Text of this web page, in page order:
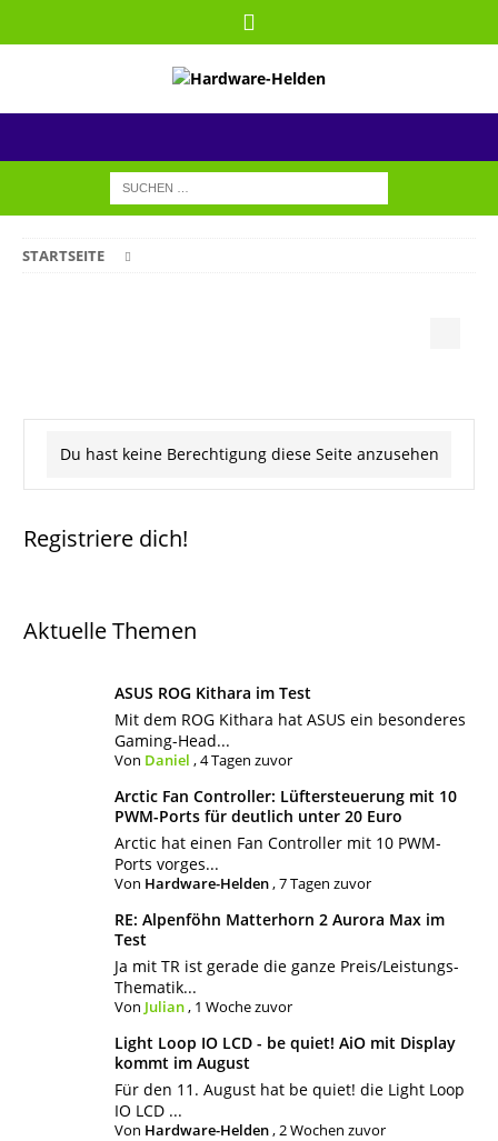
STARTSEITE
Du hast keine Berechtigung diese Seite anzusehen
Registriere dich!
Aktuelle Themen
ASUS ROG Kithara im Test
Mit dem ROG Kithara hat ASUS ein besonderes
Gaming-Head...
Von Daniel ,4 Tagen zuvor
Arctic Fan Controller: Lüftersteuerung mit 10
PWM-Ports für deutlich unter 20 Euro
Arctic hat einen Fan Controller mit 10 PWM-
Ports vorges...
Von Hardware-Helden,7 Tagen zuvor
RE: Alpenföhn Matterhorn 2 Aurora Max im
Test
Ja mit TR ist gerade die ganze Preis/Leistungs-
Thematik...
Von Julian, 1 Woche zuvor
Light Loop IO LCD - be quiet! AiO mit Display
kommt im August
Für den 11. August hat be quiet! die Light Loop
IO LCD ...
Von Hardware-Helden,2 Wochen zuvor